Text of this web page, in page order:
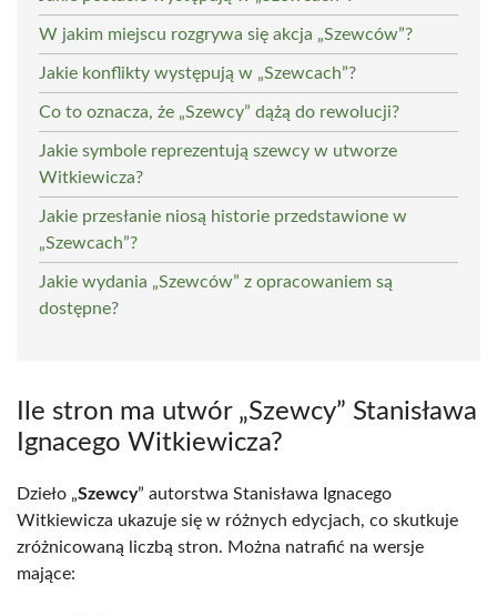
W jakim miejscu rozgrywa się akcja „Szewców”?
Jakie konflikty występują w „Szewcach”?
Co to oznacza, że „Szewcy” dążą do rewolucji?
Jakie symbole reprezentują szewcy w utworze
Witkiewicza?
Jakie przesłanie niosą historie przedstawione w
„Szewcach”?
Jakie wydania „Szewców” z opracowaniem są
dostępne?
Ile stron ma utwór „Szewcy” Stanisława
Ignacego Witkiewicza?
Dzieło „Szewcy” autorstwa Stanisława Ignacego
Witkiewicza ukazuje się w różnych edycjach, co skutkuje
zróżnicowaną liczbą stron. Można natrafić na wersje
mające: